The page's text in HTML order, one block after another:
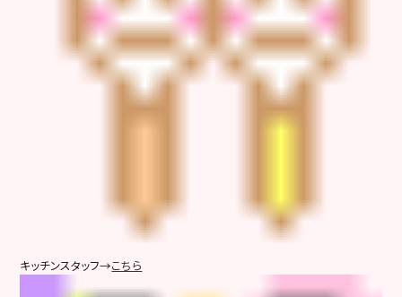
キッチンスタッフ→こちら